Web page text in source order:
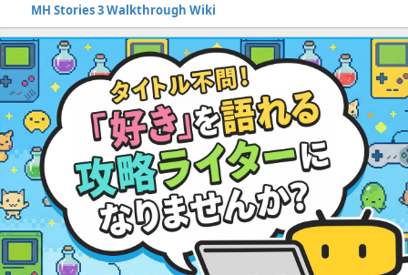
MH Stories 3 Walkthrough Wiki